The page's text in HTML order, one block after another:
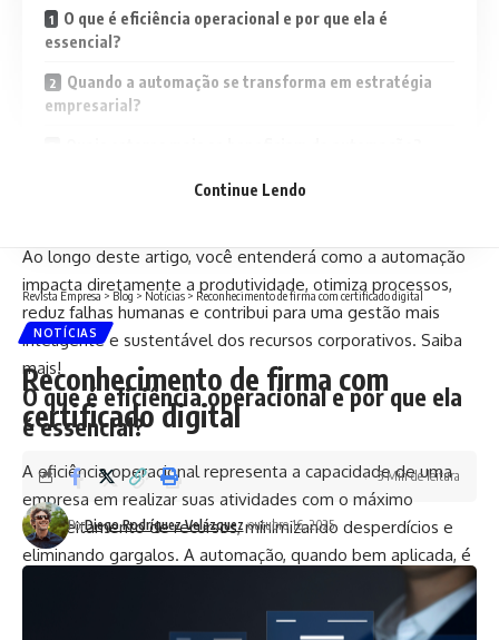
O que é eficiência operacional e por que ela é
essencial?
Quando a automação se transforma em estratégia
empresarial?
Quais os desafios e cuidados na implementação da
Ao longo deste artigo, você entenderá como a automação
impacta diretamente a produtividade, otimiza processos,
reduz falhas humanas e contribui para uma gestão mais
inteligente e sustentável dos recursos corporativos. Saiba
mais!
O que é eficiência operacional e por que ela
é essencial?
A eficiência operacional representa a capacidade de uma
empresa em realizar suas atividades com o máximo
aproveitamento de recursos, minimizando desperdícios e
eliminando gargalos. A automação, quando bem aplicada, é
o caminho para alcançar esse equilíbrio entre produtividade
e controle de custos. Empresas que investem em
Continue Lendo
Revista Empresa>Blog >Notícias> Reconhecimento de firma com certificado digital
NOTÍCIAS
Reconhecimento de firma com
certificado digital
PorDiego Rodríguez Velázquez outubro 16, 2025
5 Min de leitura